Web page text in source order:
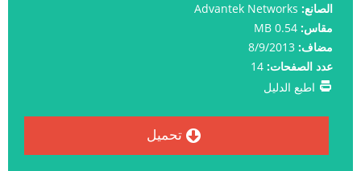
الصانع: Advantek Networks
مقاس:
مضاف:
عدد الصفحات:
اطبع الدليل
تحميل